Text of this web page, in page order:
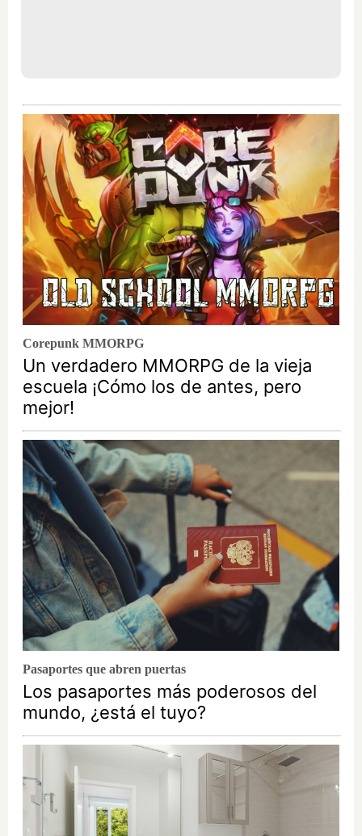
Corepunk MMORPG
Un verdadero MMORPG de la vieja
escuela ¡Cómo los de antes, pero
mejor!
Pasaportes que abren puertas
Los pasaportes más poderosos del
mundo, ¿está el tuyo?